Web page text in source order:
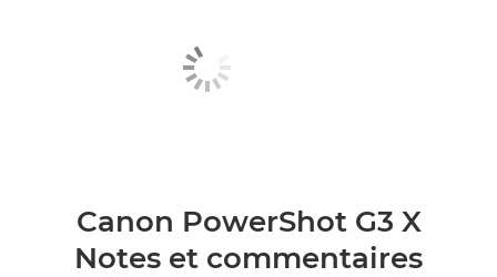
Canon PowerShot G3 X
Notes et commentaires